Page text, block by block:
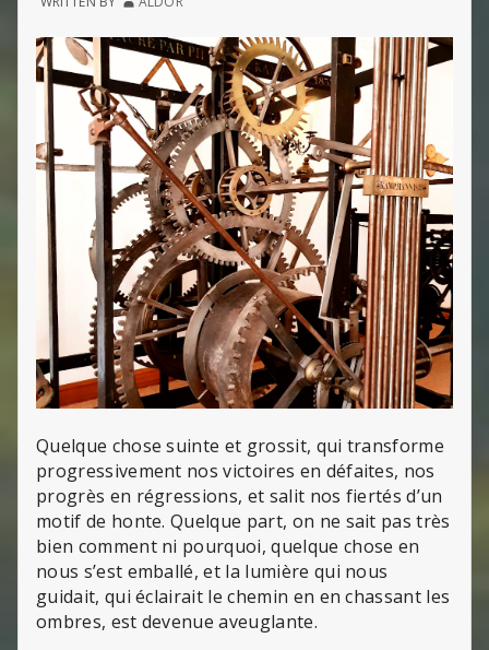
Quelque chose suinte et grossit, qui transforme
progressivement nos victoires en défaites, nos
progrès en régressions, et salit nos fiertés d’un
motif de honte. Quelque part, on ne sait pas très
bien comment ni pourquoi, quelque chose en
nous s’est emballé, et la lumière qui nous
guidait, qui éclairait le chemin en en chassant les
ombres, est devenue aveuglante.